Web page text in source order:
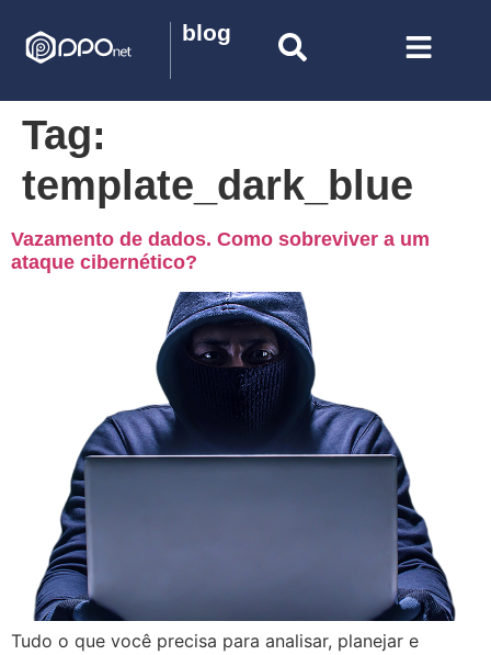
blog
Tag:
template_dark_blue
Vazamento de dados. Como sobreviver a um
ataque cibernético?
Tudo o que você precisa para analisar, planejar e